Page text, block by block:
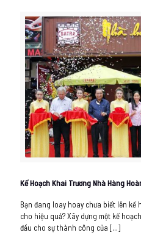
Kế Hoạch Khai Trương Nhà Hàng
Bạn đang loay hoay chưa biết lên
cho hiệu quả? Xây dựng một kế
đầu cho sự thành công của […]